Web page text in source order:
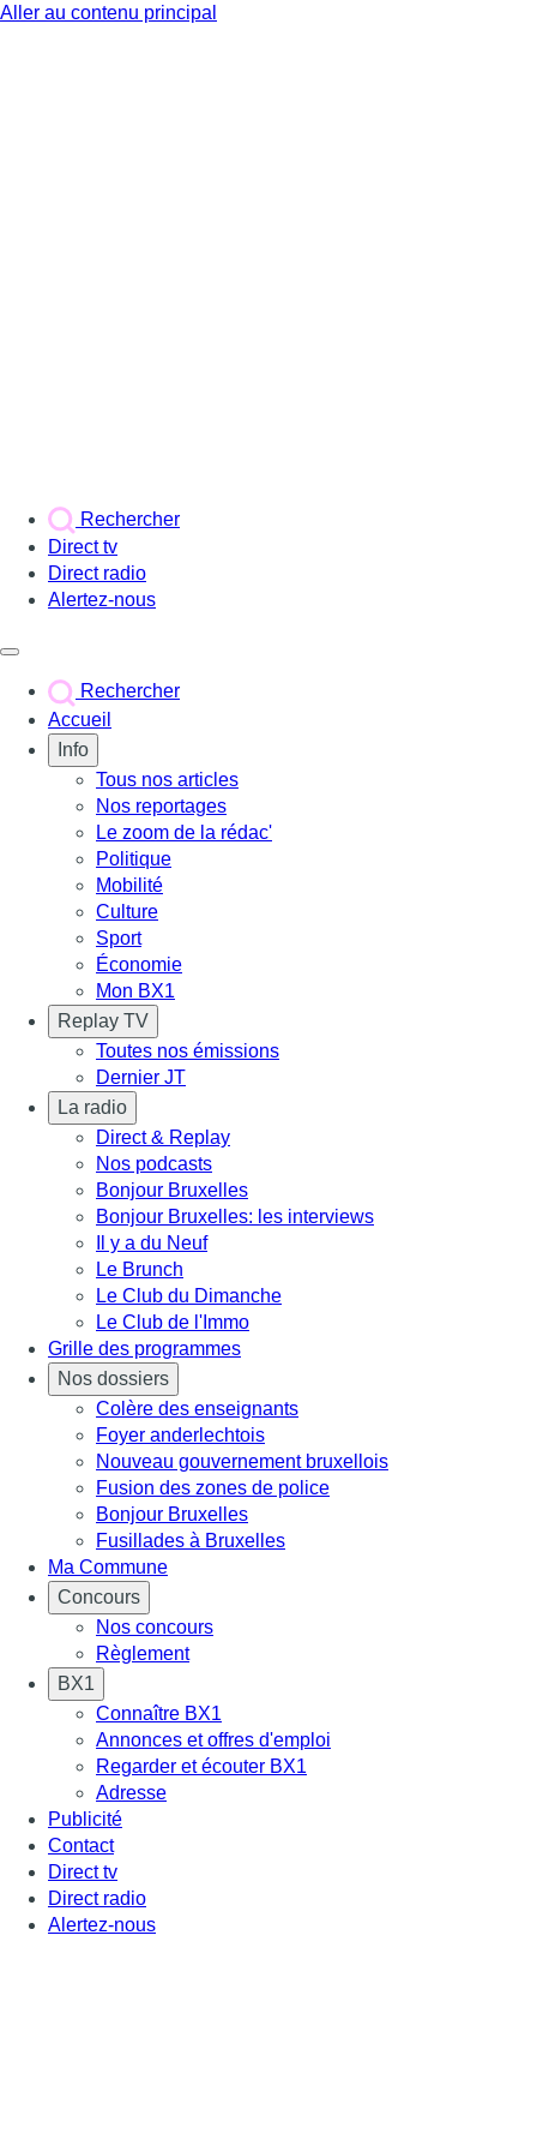
Aller au contenu principal
Rechercher
Direct tv
Direct radio
Alertez-nous
Rechercher
Accueil
Info
Tous nos articles
Nos reportages
Le zoom de la rédac'
Politique
Mobilité
Culture
Sport
Économie
Mon BX1
Replay TV
Toutes nos émissions
Dernier JT
La radio
Direct & Replay
Nos podcasts
Bonjour Bruxelles
Bonjour Bruxelles: les interviews
Il y a du Neuf
Le Brunch
Le Club du Dimanche
Le Club de l'Immo
Grille des programmes
Nos dossiers
Colère des enseignants
Foyer anderlechtois
Nouveau gouvernement bruxellois
Fusion des zones de police
Bonjour Bruxelles
Fusillades à Bruxelles
Ma Commune
Concours
Nos concours
Règlement
BX1
Connaître BX1
Annonces et offres d'emploi
Regarder et écouter BX1
Adresse
Publicité
Contact
Direct tv
Direct radio
Alertez-nous